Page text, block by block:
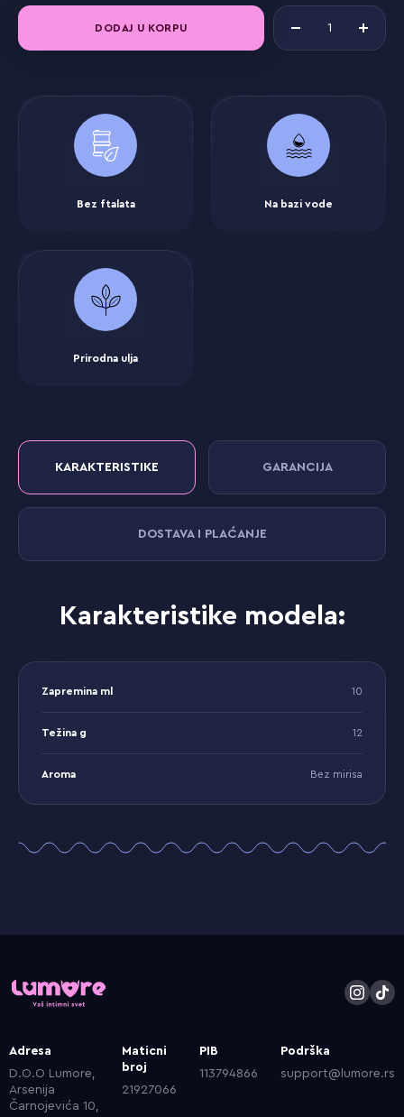
DODAJ U KORPU
Bez ftalata Na bazi vode
Prirodna ulja
KARAKTERISTIKE GARANCIJA
DOSTAVA I PLAĆANJE
Karakteristike modela:
Zapremina ml 10
Težina g 12
Aroma Bez mirisa
Adresa
D.O.O Lumore,
Arsenija
Čarnojevića 10,
Maticni
broj
21927066
PIB
113794866
Podrška
support@lumore.rs